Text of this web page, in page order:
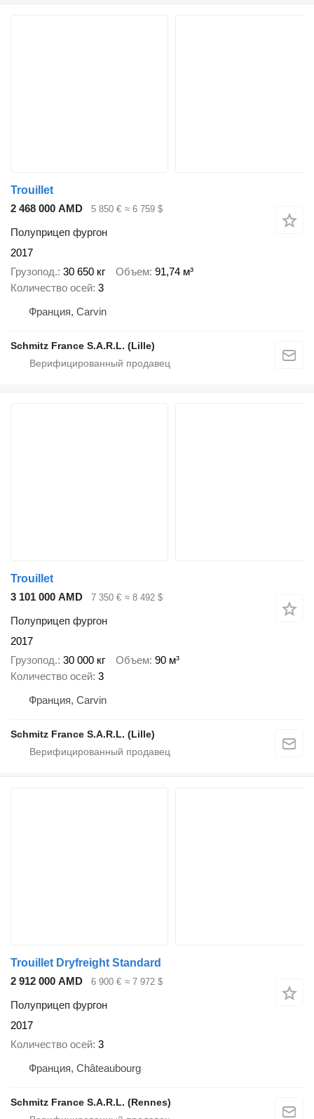
Trouillet
2 468 000 AMD
5 850 € ≈ 6 759 $
Полуприцеп фургон
2017
Грузопод. 30 650 кг Объем 91,74 м³
Количество осей 3
Франция, Carvin
Schmitz France S.A.R.L. (Lille)
Trouillet
3 101 000 AMD
7 350 € ≈ 8 492 $
Полуприцеп фургон
2017
Грузопод. 30 000 кг Объем 90 м³
Количество осей 3
Франция, Carvin
Schmitz France S.A.R.L. (Lille)
Trouillet Dryfreight Standard
2 912 000 AMD
6 900 € ≈ 7 972 $
Полуприцеп фургон
2017
Количество осей 3
Франция, Châteaubourg
Schmitz France S.A.R.L. (Rennes)